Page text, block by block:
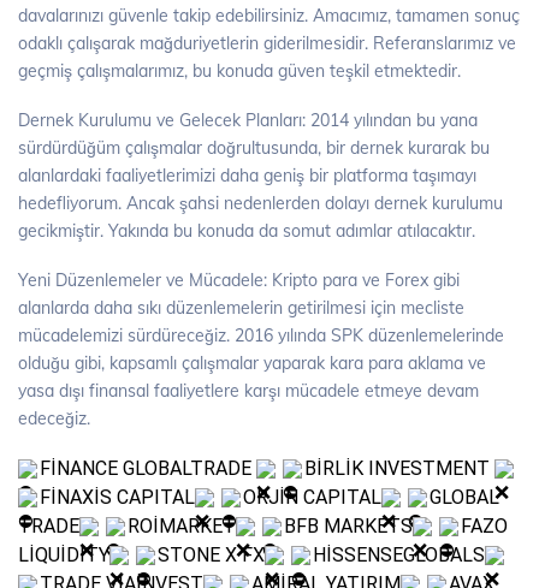
davalarınızı güvenle takip edebilirsiniz. Amacımız, tamamen sonuç
odaklı çalışarak mağduriyetlerin giderilmesidir. Referanslarımız ve
geçmiş çalışmalarımız, bu konuda güven teşkil etmektedir.
Dernek Kurulumu ve Gelecek Planları: 2014 yılından bu yana
sürdürdüğüm çalışmalar doğrultusunda, bir dernek kurarak bu
alanlardaki faaliyetlerimizi daha geniş bir platforma taşımayı
hedefliyorum. Ancak şahsi nedenlerden dolayı dernek kurulumu
gecikmiştir. Yakında bu konuda da somut adımlar atılacaktır.
Yeni Düzenlemeler ve Mücadele: Kripto para ve Forex gibi
alanlarda daha sıkı düzenlemelerin getirilmesi için mecliste
mücadelemizi sürdüreceğiz. 2016 yılında SPK düzenlemelerinde
olduğu gibi, kapsamlı çalışmalar yaparak kara para aklama ve
yasa dışı finansal faaliyetlere karşı mücadele etmeye devam
edeceğiz.
FİNANCE GLOBALTRADE
BİRLİK INVESTMENT
FİNAXİS CAPITAL
ORJİN CAPITAL
GLOBAL
TRADE
ROİMARKET BFB MARKETS
FAZO
LİQUİDİTY
STONE X FX
HİSSENSEGLOBALS